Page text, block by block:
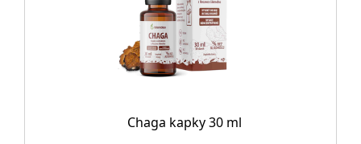
Chaga kapky 30 ml